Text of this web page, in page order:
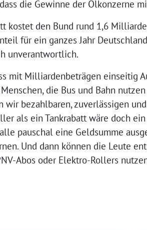
die Gewinne der Ölkonzerne
kostet den Bund rund 1,6
für ein ganzes Jahr
unverantwortlich.
mit Milliardenbeträgen einseitig
die Bus und Bahn
wir bezahlbaren, zuverlässigen
als ein Tankrabatt wäre doch
pauschal eine Geldsumme
Und dann können die Leute
Abos oder Elektro-Rollers